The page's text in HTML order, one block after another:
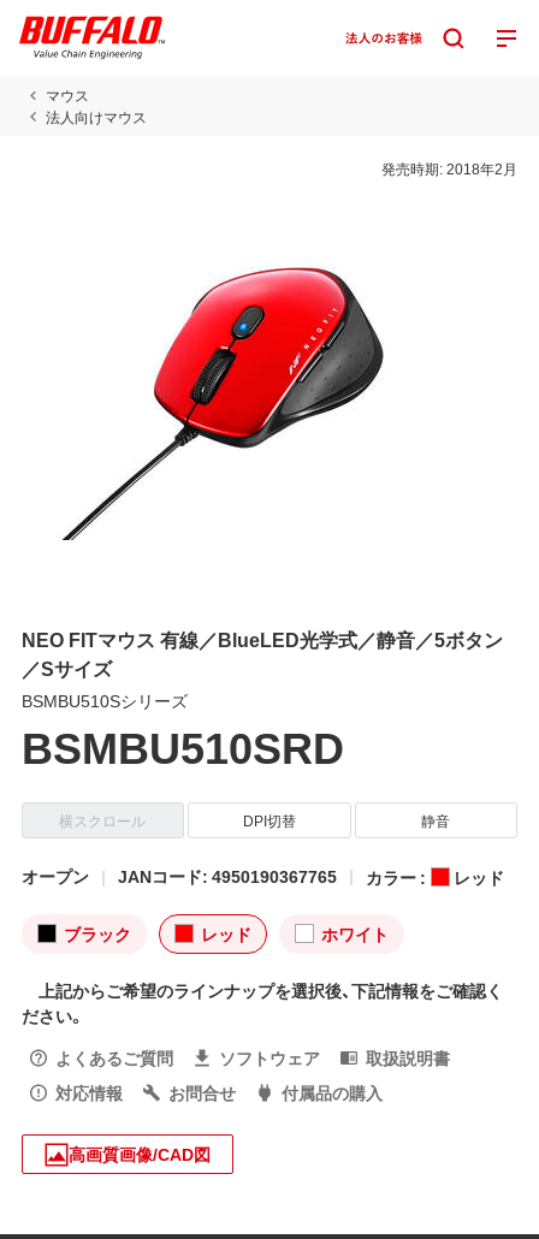
マウス
法人向けマウス
発売時期:2018年2月
NEO FITマウス 有線／BlueLED光学式／静音／5ボタン
／Sサイズ
BSMBU510Sシリーズ
BSMBU510SRD
横スクロール DPI切替 静音
オープン JANコード: 4950190367765 カラー : レッド
ブラック レッド ホワイト
上記からご希望のラインナップを選択後、下記情報をご確認く
ださい。
よくあるご質問
ソフトウェア
取扱説明書
対応情報
お問合せ 付属品の購入
高画質画像/CAD図